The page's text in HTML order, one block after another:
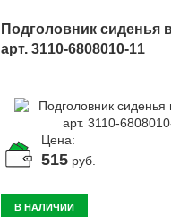
Подголовник сиденья
арт. 3110-6808010-11
Цена:
515руб.
В НАЛИЧИИ